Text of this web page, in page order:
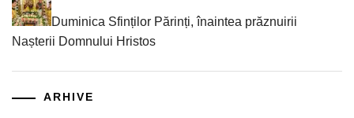
Duminica Sfinților Părinți, înaintea prăznuirii
Nașterii Domnului Hristos
ARHIVE